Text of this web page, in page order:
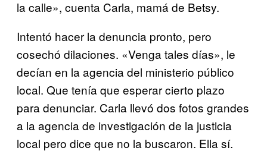
la calle», cuenta Carla, mamá de Betsy.
Intentó hacer la denuncia pronto, pero
cosechó dilaciones. «Venga tales días», le
decían en la agencia del ministerio público
local. Que tenía que esperar cierto plazo
para denunciar. Carla llevó dos fotos grandes
a la agencia de investigación de la justicia
local pero dice que no la buscaron. Ella sí.